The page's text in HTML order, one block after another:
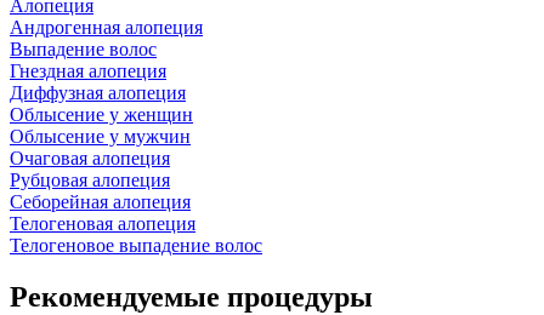
Алопеция
Андрогенная алопеция
Выпадение волос
Гнездная алопеция
Диффузная алопеция
Облысение у женщин
Облысение у мужчин
Очаговая алопеция
Рубцовая алопеция
Себорейная алопеция
Телогеновая алопеция
Телогеновое выпадение волос
Рекомендуемые процедуры